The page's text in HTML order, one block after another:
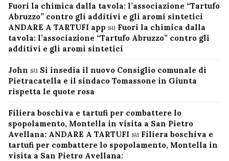
Fuori la chimica dalla tavola: l’associazione “Tartufo
Abruzzo” contro gli additivi e gli aromi sintetici
ANDARE A TARTUFI app su Fuori la chimica dalla
tavola: l’associazione “Tartufo Abruzzo” contro gli
additivi e gli aromi sintetici
John su Si insedia il nuovo Consiglio comunale di
Pietracatella e il sindaco Tomassone in Giunta
rispetta le quote rosa
Filiera boschiva e tartufi per combattere lo
spopolamento, Montella in visita a San Pietro
Avellana: ANDARE A TARTUFI su Filiera boschiva e
tartufi per combattere lo spopolamento, Montella in
visita a San Pietro Avellana: